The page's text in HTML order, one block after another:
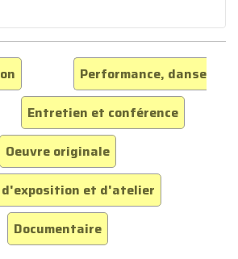
Performance, danse
Entretien et conférence
Oeuvre originale
et d'atelier
Documentaire